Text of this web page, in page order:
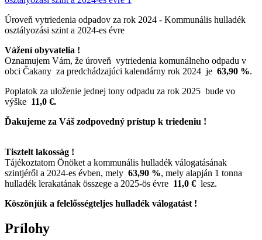
Úroveň vytriedenia odpadov za rok 2024 - Kommunális hulladék
osztályozási szint a 2024-es évre
Vážení obyvatelia !
Oznamujem Vám, že úroveň vytriedenia komunálneho odpadu v
obci Čakany za predchádzajúci kalendárny rok 2024 je 63,90 %.
Poplatok za uloženie jednej tony odpadu za rok 2025 bude vo
výške 11,0 €.
Ďakujeme za Váš zodpovedný prístup k triedeniu !
Tisztelt lakosság !
Tájékoztatom Önöket a kommunális hulladék válogatásának
szintjéről a 2024-es évben, mely 63,90 %, mely alapján 1 tonna
hulladék lerakatának összege a 2025-ös évre 11,0 € lesz.
Köszönjük a felelősségteljes hulladék válogatást !
Prílohy